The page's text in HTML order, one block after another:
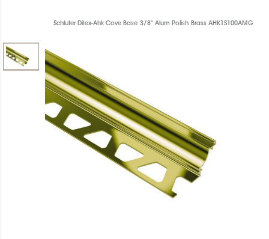
détaillant
Schluter Dilex-Ahk Cove Base 3/8" Alum Polish Brass AHK1S100AMG